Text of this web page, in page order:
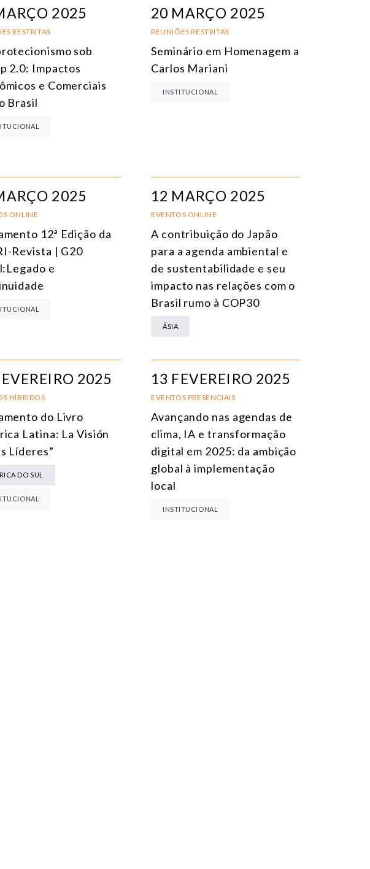
DO SUL
CULTURA E RELAÇÕES INTERNACIONAIS
DEFESA E SEGURANÇA INTERNACIONAL
CONFERÊNCIAS
TODOS OS EVENTOS
TEMA
2025
RESTRITAS
sob
2.0: Impactos
e Comerciais
Brasil
20 MARÇO 2025
REUNIÕES RESTRITAS
Seminário em Homenagem a
Carlos Mariani
INSTITUCIONAL
2025
ONLINE
12ª Edição da
Revista | G20
e
12 MARÇO 2025
EVENTOS ONLINE
A contribuição do Japão
para a agenda ambiental e
de sustentabilidade e seu
impacto nas relações com o
Brasil rumo à COP30
ÁSIA
2025
HÍBRIDOS
do Livro
Latina: La Visión
Líderes”
DO SUL
13 FEVEREIRO 2025
EVENTOS PRESENCIAIS
Avançando nas agendas de
clima, IA e transformação
digital em 2025: da ambição
global à implementação
local
INSTITUCIONAL